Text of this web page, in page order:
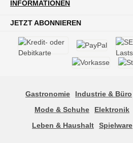
INFORMATIONEN
JETZT ABONNIEREN
Gastronomie Industrie & Büro
Mode & Schuhe
Elektronik
Leben & Haushalt
Spielware